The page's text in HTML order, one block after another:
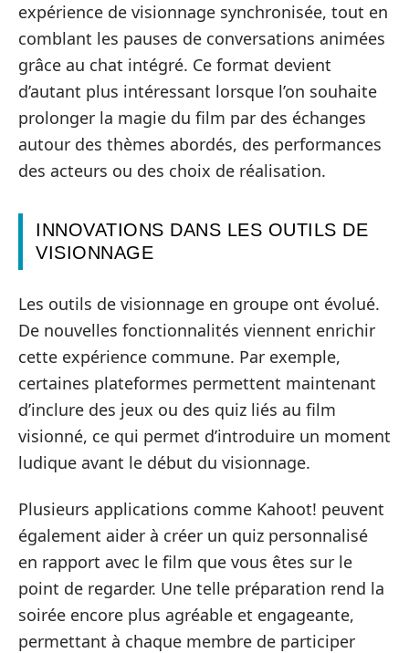
expérience de visionnage synchronisée, tout en
comblant les pauses de conversations animées
grâce au chat intégré. Ce format devient
d’autant plus intéressant lorsque l’on souhaite
prolonger la magie du film par des échanges
autour des thèmes abordés, des performances
des acteurs ou des choix de réalisation.
INNOVATIONS DANS LES OUTILS DE
VISIONNAGE
Les outils de visionnage en groupe ont évolué.
De nouvelles fonctionnalités viennent enrichir
cette expérience commune. Par exemple,
certaines plateformes permettent maintenant
d’inclure des jeux ou des quiz liés au film
visionné, ce qui permet d’introduire un moment
ludique avant le début du visionnage.
Plusieurs applications comme Kahoot! peuvent
également aider à créer un quiz personnalisé
en rapport avec le film que vous êtes sur le
point de regarder. Une telle préparation rend la
soirée encore plus agréable et engageante,
permettant à chaque membre de participer